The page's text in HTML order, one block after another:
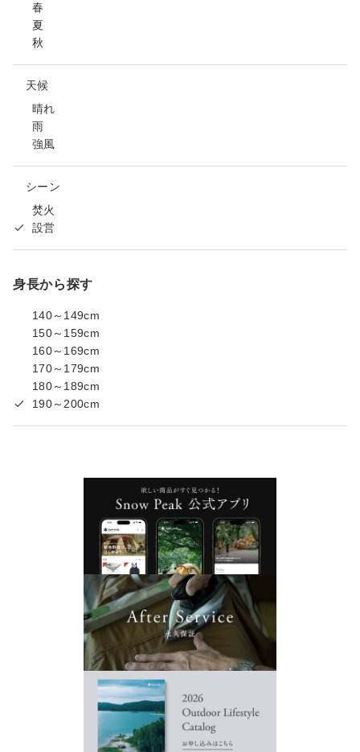
春
夏
秋
天候
晴れ
雨
強風
シーン
焚火
設営
身長から探す
140～149cm
150～159cm
160～169cm
170～179cm
180～189cm
190～200cm